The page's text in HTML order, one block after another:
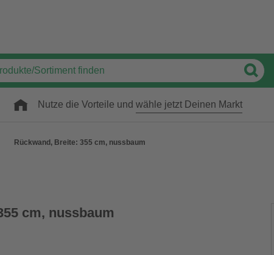
Nutze die Vorteile und wähle jetzt Deinen Markt
Rückwand, Breite: 355 cm, nussbaum
cm, nussbaum